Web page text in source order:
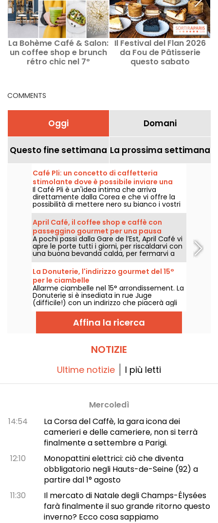
La Bohème Café & Salon:
un coffee shop e brunch
rétro chic nel 7º
Il Festival del Flan 2026
da Fou de Pâtisserie
questo sabato
COMMENTS
Oggi Domani
Questo fine settimana La prossima settimana
Café Pli: un concetto di caffetteria
stimolante dove è possibile inviare una
lettera al futuro
Il Café Pli è un'idea intima che arriva
direttamente dalla Corea e che vi offre la
possibilità di mettere nero su bianco i vostri
pensieri per il vostro futuro io, che riceverà
una lettera tra uno, dieci o vent'anni e avrà
sicuramente una bella sorpresa in serbo per
lui! Incontratevi nell'11° arrondissement per
un momento con voi stessi, davanti a un
drink e a un dolce.
April Café, il coffee shop e caffè con
passeggino gourmet per una pausa
cocooning nel 10º arrondissement di
Parigi
A pochi passi dalla Gare de l’Est, April Café vi
apre le porte tutti i giorni, per riscaldarvi con
una buona bevanda calda, per fermarvi a
gustare la merenda o per trascorrere un
momento al caldo e al riparo.
La Donuterie, l'indirizzo gourmet del 15°
per le ciambelle
Allarme ciambelle nel 15° arrondissement. La
Donuterie si è insediata in rue Juge
(difficile!) con un indirizzo che piacerà agli
appassionati di ciambelle col buco. In
questa pasticceria dedicata alla ciambella,
una decina di ciambelle catturano la nostra
attenzione, con ricette tanto sfacciate
Affina la ricerca
NOTIZIE
Ultime notizie I più letti
Mercoledì
14:54
La Corsa del Caffè, la gara icona dei
camerieri e delle cameriere, non si terrà
finalmente a settembre a Parigi.
12:10
Monopattini elettrici: ciò che diventa
obbligatorio negli Hauts-de-Seine (92) a
partire dal 1° agosto
11:30
Il mercato di Natale degli Champs-Élysées
farà finalmente il suo grande ritorno questo
inverno? Ecco cosa sappiamo